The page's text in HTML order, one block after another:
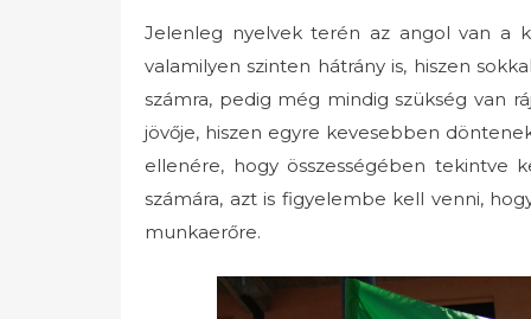
Jelenleg nyelvek terén az angol van a
valamilyen szinten hátrány is, hiszen
számra, pedig még mindig szükség van
jövője, hiszen egyre kevesebben
ellenére, hogy összességében tekintve
számára, azt is figyelembe kell venni,
munkaerőre.